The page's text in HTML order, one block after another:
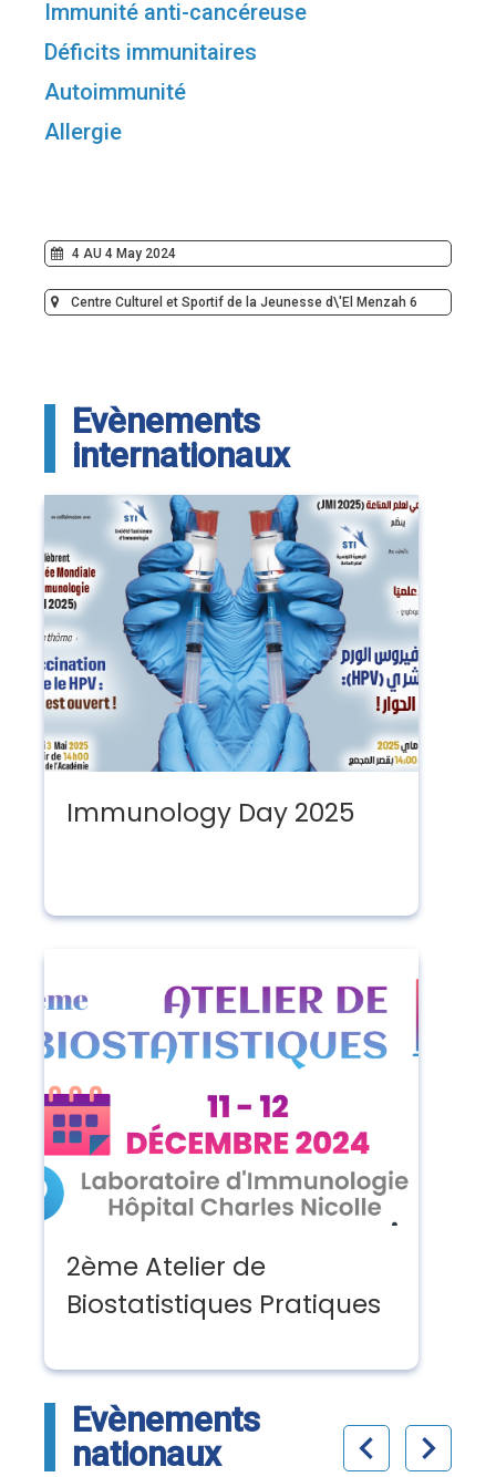
Immunité anti-cancéreuse
Déficits immunitaires
Autoimmunité
Allergie
4 AU 4 May 2024
Centre Culturel et Sportif de la Jeunesse d\'El Menzah 6
Evènements
internationaux
Immunology Day 2025
2ème Atelier de
Biostatistiques Pratiques
Evènements
nationaux
chevron_left chevron_right